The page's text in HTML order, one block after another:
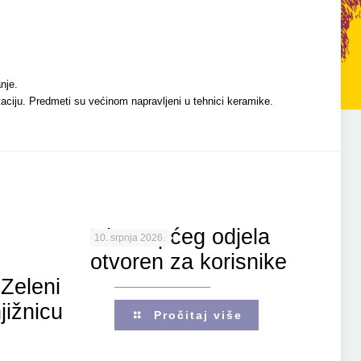
Predmeti su većinom napravljeni u tehnici keramike.
10. srpnja 2026.
Ulaz Općeg odjela
otvoren za korisnike
Pročitaj više